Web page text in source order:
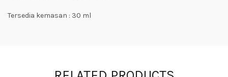
Tersedia kemasan : 30 ml